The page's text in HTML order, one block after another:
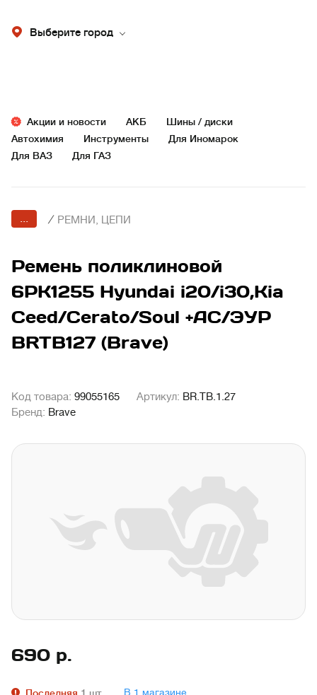
Выберите город
Акции и новости АКБ
Шины / диски
Автохимия
Инструменты
Для Иномарок
Для ВАЗ
Для ГАЗ
... / РЕМНИ, ЦЕПИ
Ремень поликлиновой
6PK1255 Hyundai i20/i30,Kia
Ceed/Cerato/Soul +АС/ЭУР
BRTB127 (Brave)
Код товара: 99055165 Артикул: BR.TB.1.27
Бренд: Brave
690 р.
Последняя 1 шт. В 1 магазине